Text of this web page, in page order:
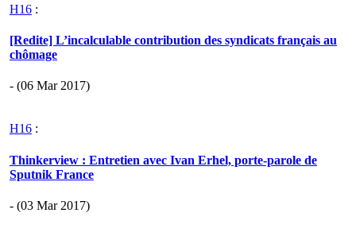
H16 :
[Redite] L’incalculable contribution des syndicats français au
chômage
- (06 Mar 2017)
H16 :
Thinkerview : Entretien avec Ivan Erhel, porte-parole de
Sputnik France
- (03 Mar 2017)